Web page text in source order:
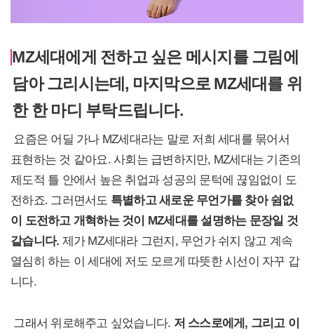
MZ세대에게 전하고 싶은 메시지를 그림에
담아 그리시는데, 마지막으로 MZ세대를 위
한 한 마디 부탁드립니다.
요즘은 어딜 가나 MZ세대라는 말로 저희 세대를 묶어서
표현하는 것 같아요. 사회는 급변하지만, MZ세대는 기존의
제도적 틀 안에서 높은 취업과 성공의 문턱에 끊임없이 도
전하죠. 그러면서도 특별하고 새로운 무언가를 찾아 쉼없
이 도전하고 개혁하는 것이 MZ세대를 설명하는 문장일 것
같습니다. 제가 MZ세대라 그런지, 무언가 쉬지 않고 계속
열심히 하는 이 세대에 저도 모르게 따뜻한 시선이 자꾸 갑
니다.
그래서 위로해주고 싶었습니다. 저 스스로에게, 그리고 이